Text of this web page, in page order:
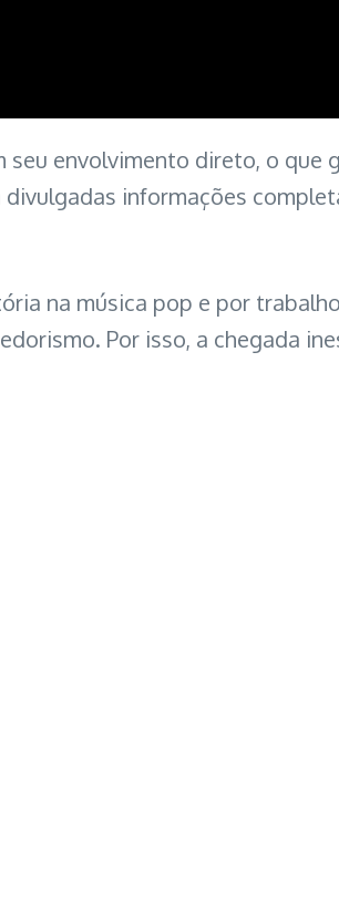
envolvimento direto, o que
informações
na música pop e por
Por isso, a chegada